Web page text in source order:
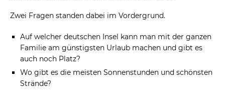
Zwei Fragen standen dabei im Vordergrund.
Auf welcher deutschen Insel kann man mit der ganzen
Familie am günstigsten Urlaub machen und gibt es
auch noch Platz?
Wo gibt es die meisten Sonnenstunden und schönsten
Strände?